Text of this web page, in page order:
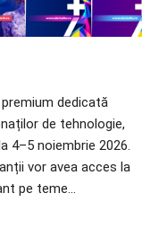
dedicată
de tehnologie,
4–5 noiembrie 2026.
vor avea acces la
pe teme...